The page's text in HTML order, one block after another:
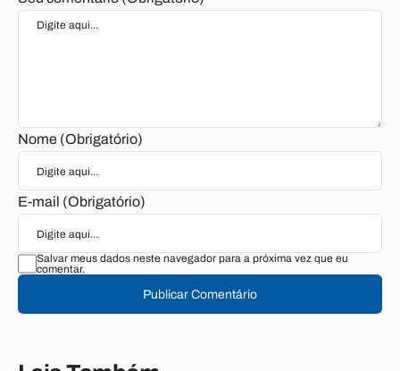
Nome (Obrigatório)
E-mail (Obrigatório)
Salvar meus dados neste navegador para a próxima vez que eu
comentar.
Publicar Comentário